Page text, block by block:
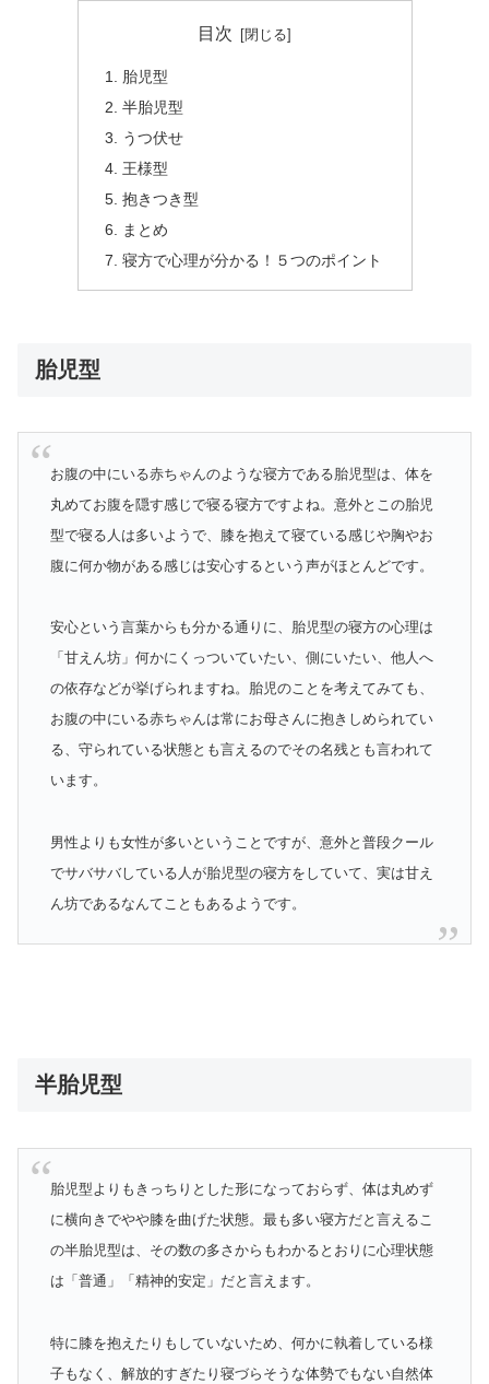
目次
胎児型
半胎児型
うつ伏せ
王様型
抱きつき型
まとめ
寝方で心理が分かる！５つのポイント
胎児型
お腹の中にいる赤ちゃんのような寝方である胎児型は、体を
丸めてお腹を隠す感じで寝る寝方ですよね。意外とこの胎児
型で寝る人は多いようで、膝を抱えて寝ている感じや胸やお
腹に何か物がある感じは安心するという声がほとんどです。
安心という言葉からも分かる通りに、胎児型の寝方の心理は
「甘えん坊」何かにくっついていたい、側にいたい、他人へ
の依存などが挙げられますね。胎児のことを考えてみても、
お腹の中にいる赤ちゃんは常にお母さんに抱きしめられてい
る、守られている状態とも言えるのでその名残とも言われて
います。
男性よりも女性が多いということですが、意外と普段クール
でサバサバしている人が胎児型の寝方をしていて、実は甘え
ん坊であるなんてこともあるようです。
半胎児型
胎児型よりもきっちりとした形になっておらず、体は丸めず
に横向きでやや膝を曲げた状態。最も多い寝方だと言えるこ
の半胎児型は、その数の多さからもわかるとおりに心理状態
は「普通」「精神的安定」だと言えます。
特に膝を抱えたりもしていないため、何かに執着している様
子もなく、解放的すぎたり寝づらそうな体勢でもない自然体